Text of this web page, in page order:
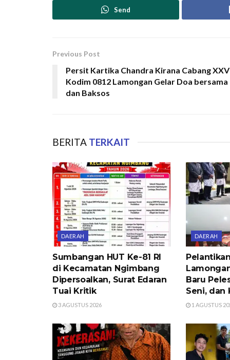
Send
Previous Post
Persit Kartika Chandra Kirana Cabang
Kodim 0812 Lamongan Gelar Doa bersama
dan Baksos
BERITA TERKAIT
DAERAH
Sumbangan HUT Ke-81 RI
di Kecamatan Ngimbang
Dipersoalkan, Surat Edaran
Tuai Kritik
3 AGUSTUS 2026
DAERAH
Baru
Seni, dan
1 AGUSTUS